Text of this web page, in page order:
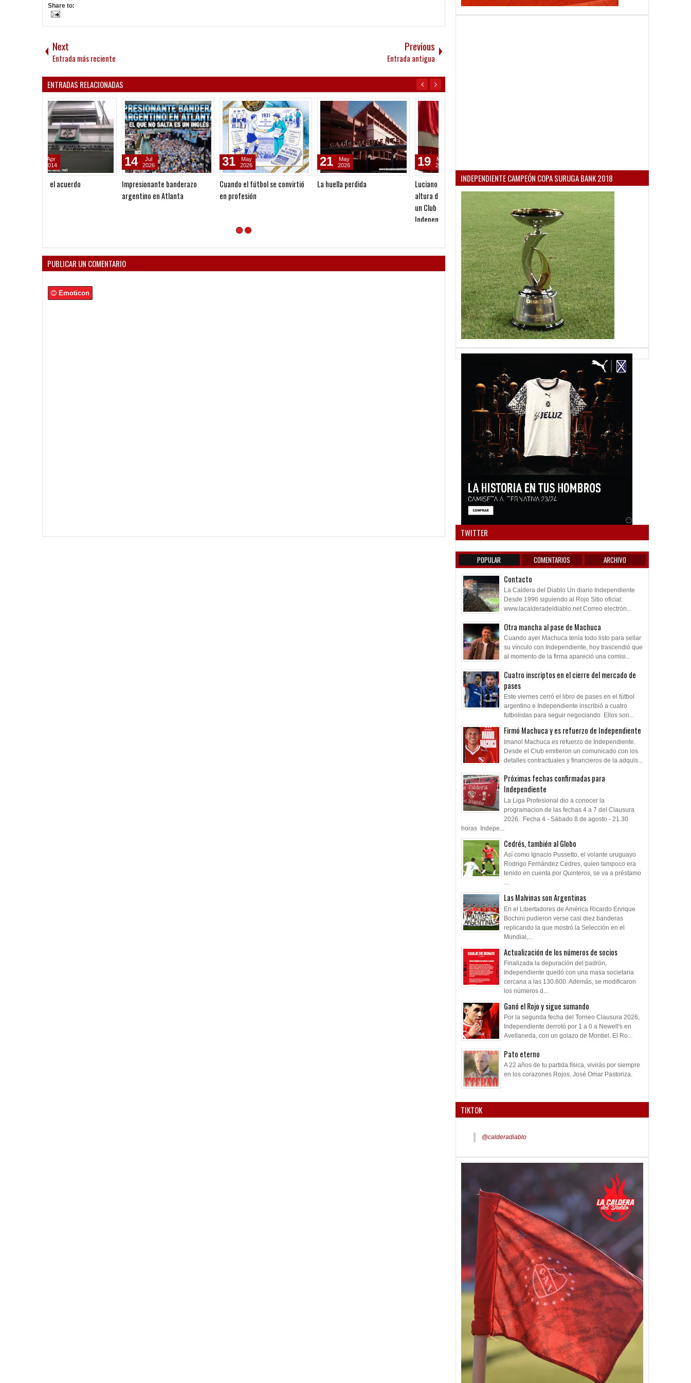
Share to:
Next
Entrada más reciente
Previous
Entrada antigua
ENTRADAS RELACIONADAS
Impresionante banderazo
14
Cuando el fútbol se convirtió
en profesión
31
May
2026
La huella perdida
21
May
2026
Luciano Nakis: "Estamos a la
altura de gobernar y conducir
un Club tan grande como
19
May
Un semestre gris
Grindetti: "Estamos atentos al
arbitraje"
La calle Pastoriza
PUBLICAR UN COMENTARIO
Emoticon
INDEPENDIENTE CAMPEÓN COPA SURUGA BANK 2018
TWITTER
POPULAR COMENTARIOS ARCHIVO
Contacto
La Caldera del Diablo Un diario Independiente
Desde 1996 siguiendo al Rojo Sitio oficial:
www.lacalderadeldiablo.net Correo electrón...
Otra mancha al pase de Machuca
Cuando ayer Machuca tenía todo listo para sellar
su vínculo con Independiente, hoy trascendió que
al momento de la firma apareció una comisi...
Cuatro inscriptos en el cierre del mercado de
pases
Este viernes cerró el libro de pases en el fútbol
argentino e Independiente inscribió a cuatro
futbolistas para seguir negociando. Ellos son...
Firmó Machuca y es refuerzo de Independiente
Imanol Machuca es refuerzo de Independiente.
Desde el Club emitieron un comunicado con los
detalles contractuales y financieros de la adquis...
Próximas fechas confirmadas para
Independiente
La Liga Profesional dio a conocer la
programacion de las fechas 4 a 7 del Clausura
2026. Fecha 4 - Sábado 8 de agosto - 21.30
horas Indepe...
Cedrés, también al Globo
Así como Ignacio Pussetto, el volante uruguayo
Rodrigo Fernández Cedres, quien tampoco era
tenido en cuenta por Quinteros, se va a préstamo
...
Las Malvinas son Argentinas
En el Libertadores de América Ricardo Enrique
Bochini pudieron verse casi diez banderas
replicando la que mostró la Selección en el
Mundial,...
Actualización de los números de socios
Finalizada la depuración del padrón,
Independiente quedó con una masa societaria
cercana a las 130.600. Además, se modificaron
los números d...
Ganó el Rojo y sigue sumando
Por la segunda fecha del Torneo Clausura 2026,
Independiente derrotó por 1 a 0 a Newell's en
Avellaneda, con un golazo de Montiel. El Ro...
Pato eterno
A 22 años de tu partida física, vivirás por siempre
en los corazones Rojos, José Omar Pastoriza.
TIKTOK
@calderadiablo